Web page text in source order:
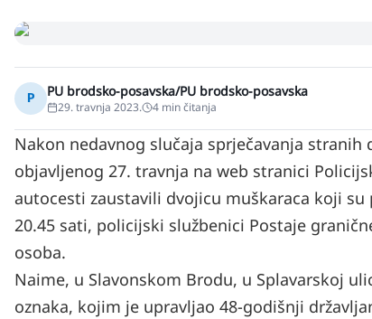
P PU brodsko-posavska/PU brodsko-posavska
29. travnja 2023. 4 min čitanja
Nakon nedavnog slučaja sprječavanja
objavljenog 27. travnja na web stranici
autocesti zaustavili dvojicu muškaraca koji
20.45 sati, policijski službenici Postaje
osoba.
Naime, u Slavonskom Brodu, u Splavarskoj
oznaka, kojim je upravljao 48-godišnji